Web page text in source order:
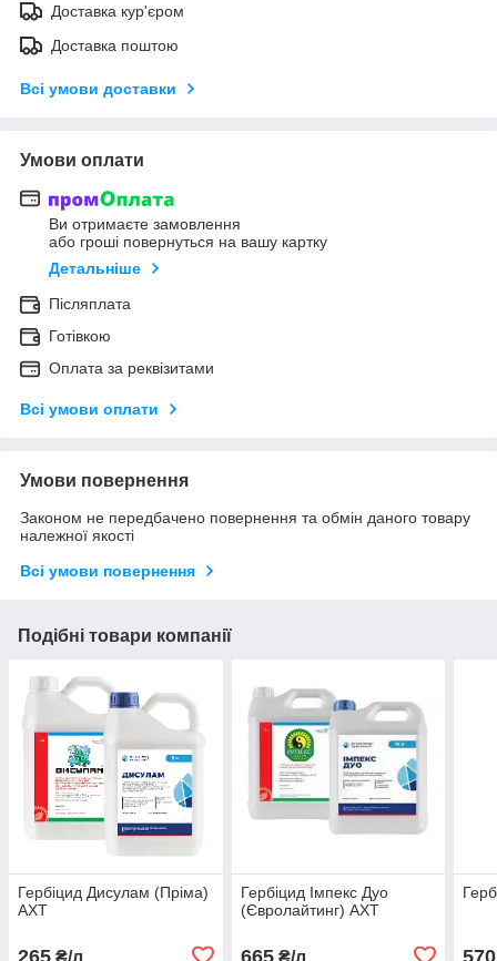
Доставка кур'єром
Доставка поштою
Всі умови доставки
Умови оплати
Ви отримаєте замовлення
або гроші повернуться на вашу картку
Детальніше
Післяплата
Готівкою
Оплата за реквізитами
Всі умови оплати
Умови повернення
Законом не передбачено повернення та обмін даного товару
належної якості
Всі умови повернення
Подібні товари компанії
Гербіцид Дисулам (Пріма)
АХТ
265 ₴/л
Гербіцид Імпекс Дуо
(Євролайтинг) АХТ
665₴/л 570